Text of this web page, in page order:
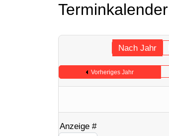
Terminkalender
Nach Jahr
Vorheriges Jahr
Anzeige #